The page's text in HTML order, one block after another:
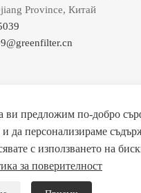
ви предложим по-добро
да персонализираме
с използването на
за поверителност
Province, Китай